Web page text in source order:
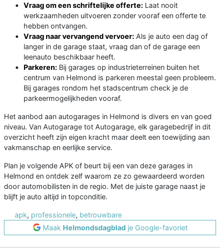
Vraag om een schriftelijke offerte: Laat nooit
werkzaamheden uitvoeren zonder vooraf een offerte te
hebben ontvangen.
Vraag naar vervangend vervoer: Als je auto een dag of
langer in de garage staat, vraag dan of de garage een
leenauto beschikbaar heeft.
Parkeren: Bij garages op industrieterreinen buiten het
centrum van Helmond is parkeren meestal geen probleem.
Bij garages rondom het stadscentrum check je de
parkeermogelijkheden vooraf.
Het aanbod aan autogarages in Helmond is divers en van goed
niveau. Van Autogarage tot Autogarage, elk garagebedrijf in dit
overzicht heeft zijn eigen kracht maar deelt een toewijding aan
vakmanschap en eerlijke service.
Plan je volgende APK of beurt bij een van deze garages in
Helmond en ontdek zelf waarom ze zo gewaardeerd worden
door automobilisten in de regio. Met de juiste garage naast je
blijft je auto altijd in topconditie.
apk, professionele, betrouwbare
Maak Helmondsdagbladje Google-favoriet